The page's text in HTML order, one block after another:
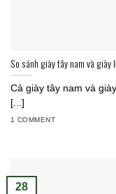
So sánh giày tây nam và giày
Cả giày tây nam và
[...]
1 COMMENT
28